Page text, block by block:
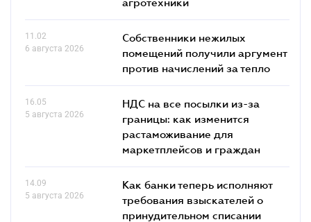
11.02
6 августа 2026
Собственники нежилых
помещений получили аргумент
против начислений за тепло
16.05
5 августа 2026
НДС на все посылки из-за
границы: как изменится
растаможивание для
маркетплейсов и граждан
14.09
5 августа 2026
Как банки теперь исполняют
требования взыскателей о
принудительном списании